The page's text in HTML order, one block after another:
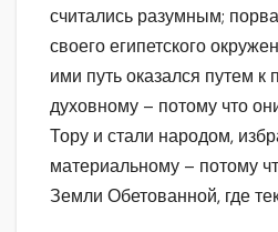
считались разумным;
своего египетского
ими путь оказался путем к
духовному – потому что
Тору и стали народом,
материальному – потому
Земли Обетованной, где